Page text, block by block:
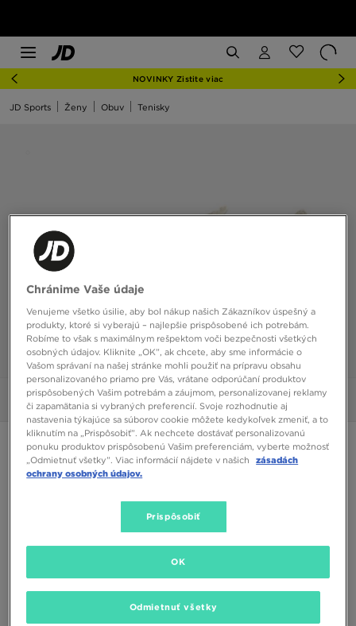
NOVINKY Zistite viac
JD Sports Ženy Obuv Tenisky
Obrázky 360°
ADIDAS OZWEEGO KNIT
Hnedá
Vybrať veľkosť
Chránime Vaše údaje
Venujeme všetko úsilie, aby bol nákup našich Zákazníkov úspešný a
produkty, ktoré si vyberajú – najlepšie prispôsobené ich potrebám.
Robíme to však s maximálnym rešpektom voči bezpečnosti všetkých
osobných údajov. Kliknite „OK”, ak chcete, aby sme informácie o
Vašom správaní na našej stránke mohli použiť na prípravu obsahu
personalizovaného priamo pre Vás, vrátane odporúčaní produktov
prispôsobených Vašim potrebám a záujmom, personalizovanej reklamy
či zapamätania si vybraných preferencií. Svoje rozhodnutie aj
nastavenia týkajúce sa súborov cookie môžete kedykoľvek zmeniť, a to
kliknutím na „Prispôsobiť”. Ak nechcete dostávať personalizovanú
ponuku produktov prispôsobenú Vašim preferenciám, vyberte možnosť
„Odmietnuť všetky”. Viac informácií nájdete v našich
zásadách
ochrany osobných údajov.
Prispôsobiť
Odmietnuť všetky
OK